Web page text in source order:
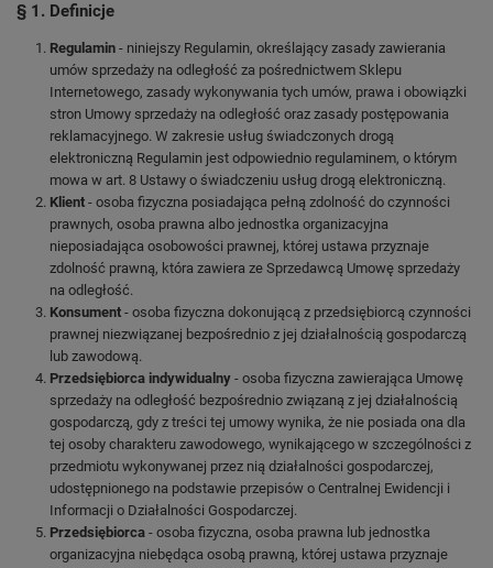
§ 1. Definicje
Regulamin - niniejszy Regulamin, określający zasady zawierania
umów sprzedaży na odległość za pośrednictwem Sklepu
Internetowego, zasady wykonywania tych umów, prawa i obowiązki
stron Umowy sprzedaży na odległość oraz zasady postępowania
reklamacyjnego. W zakresie usług świadczonych drogą
elektroniczną Regulamin jest odpowiednio regulaminem, o którym
mowa w art. 8 Ustawy o świadczeniu usług drogą elektroniczną.
Klient - osoba fizyczna posiadająca pełną zdolność do czynności
prawnych, osoba prawna albo jednostka organizacyjna
nieposiadająca osobowości prawnej, której ustawa przyznaje
zdolność prawną, która zawiera ze Sprzedawcą Umowę sprzedaży
na odległość.
Konsument - osoba fizyczna dokonującą z przedsiębiorcą czynności
prawnej niezwiązanej bezpośrednio z jej działalnością gospodarczą
lub zawodową.
Przedsiębiorca indywidualny - osoba fizyczna zawierająca Umowę
sprzedaży na odległość bezpośrednio związaną z jej działalnością
gospodarczą, gdy z treści tej umowy wynika, że nie posiada ona dla
tej osoby charakteru zawodowego, wynikającego w szczególności z
przedmiotu wykonywanej przez nią działalności gospodarczej,
udostępnionego na podstawie przepisów o Centralnej Ewidencji i
Informacji o Działalności Gospodarczej.
Przedsiębiorca - osoba fizyczna, osoba prawna lub jednostka
organizacyjna niebędąca osobą prawną, której ustawa przyznaje